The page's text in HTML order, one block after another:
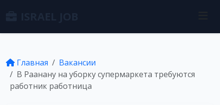
Главная
Вакансии
В Раанану на уборку супермаркета требуются
работник работница